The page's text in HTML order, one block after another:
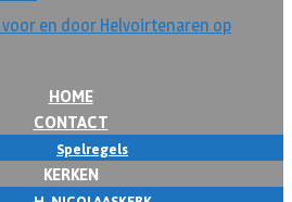
HOME
CONTACT
Spelregels
KERKEN